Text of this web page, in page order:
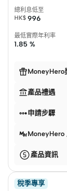
總利息低至
HK$ 996
最低實際年利率
1.85 %
MoneyHero
產品禮遇
申請步驟
MoneyHero
產品資訊
稅季專享